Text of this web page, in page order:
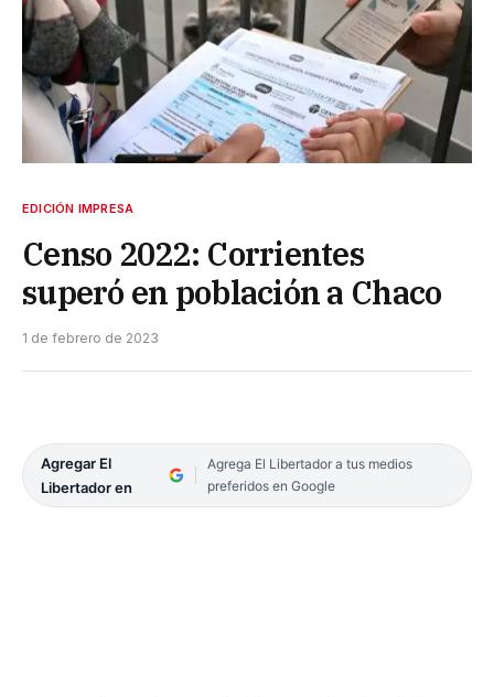
EDICIÓN IMPRESA
Censo 2022: Corrientes
superó en población a Chaco
1 de febrero de 2023
Agregar El
Libertador en
Agrega El Libertador a tus medios
preferidos en Google